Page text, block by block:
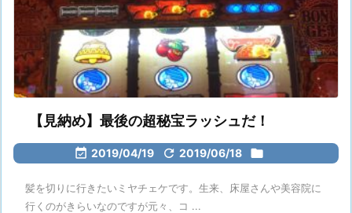
【見納め】最後の超秘宝ラッシュだ！
 2019/04/19  2019/06/18 
髪を切りに行きたいミヤチェケです。生来、床屋さんや美容院に
行くのがきらいなのですが元々、コ ...